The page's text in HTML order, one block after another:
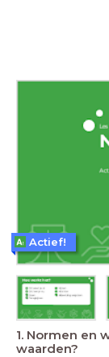
1. Normen en
waarden?
Actief!